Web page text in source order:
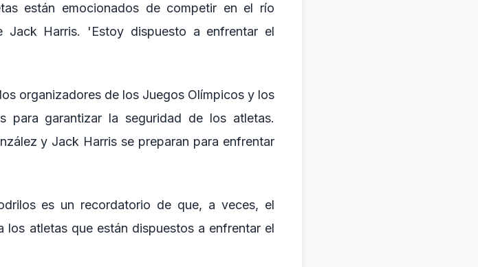
están emocionados de competir en el río
Jack Harris. 'Estoy dispuesto a enfrentar el
organizadores de los Juegos Olímpicos y los
para garantizar la seguridad de los atletas.
y Jack Harris se preparan para enfrentar
es un recordatorio de que, a veces, el
los atletas que están dispuestos a enfrentar el